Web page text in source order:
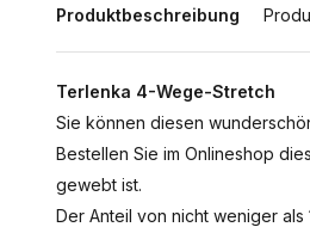
Produktbeschreibung
Terlenka 4-Wege-Stretch
Sie können diesen
Bestellen Sie im Onlineshop
gewebt ist.
Der Anteil von nicht weniger